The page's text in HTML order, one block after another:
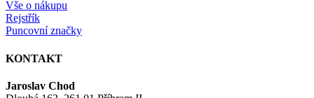
Vše o nákupu
Rejstřík
Puncovní značky
KONTAKT
Jaroslav Chod